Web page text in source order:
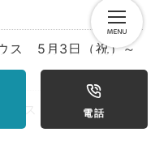
ス 5月3日（祝）～
ウス 4月28日
電話